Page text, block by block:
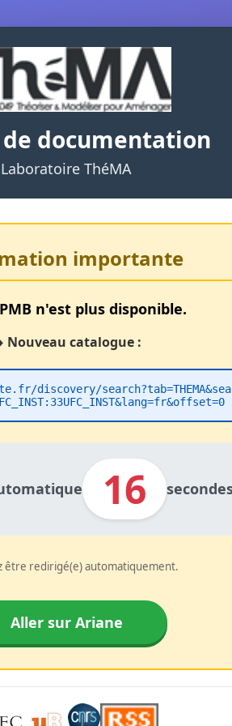
documentation
Laboratoire ThéMA
importante
PMB n'est plus disponible.
Nouveau catalogue :
discovery/
16
être redirigé(e) automatiquement.
Aller sur Ariane